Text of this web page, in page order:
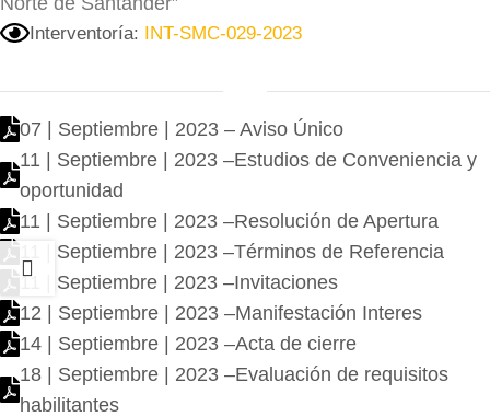
Interventoría: INT-SMC-029-2023
07 | Septiembre | 2023 – Aviso Único
11 | Septiembre | 2023 –Estudios de Conveniencia y
oportunidad
11 | Septiembre | 2023 –Resolución de Apertura
11 | Septiembre | 2023 –Términos de Referencia
11 | Septiembre | 2023 –Invitaciones
12 | Septiembre | 2023 –Manifestación Interes
14 | Septiembre | 2023 –Acta de cierre
18 | Septiembre | 2023 –Evaluación de requisitos
habilitantes